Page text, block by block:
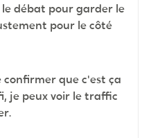
débat pour garder le
pour le côté
confirmer que c'est ça
je peux voir le traffic